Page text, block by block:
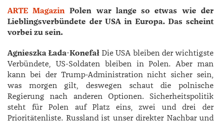
ARTE Magazin Polen war lange so etwas wie der
Lieblings­verbündete der USA in Europa. Das scheint
vorbei zu sein.
Agnieszka Łada-Konefał Die USA bleiben der wichtigste
Verbündete, US-Soldaten bleiben in Polen. Aber man
kann bei der Trump-Administration nicht sicher sein,
was morgen gilt, deswegen schaut die polnische
Regierung nach anderen Optionen. Sicherheitspolitik
steht für Polen auf Platz eins, zwei und drei der
Prioritätenliste. Russland ist unser direkter Nachbar und